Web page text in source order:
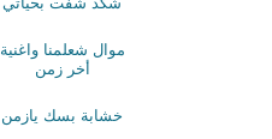
موال شعلمنا واغنية
أخر زمن
خشابة بسك يازمن